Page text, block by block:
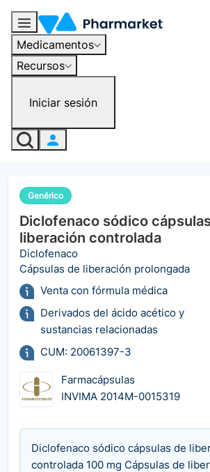
Medicamentos
Recursos
Iniciar sesión
Genérico
Diclofenaco sódico
liberación controlada
Diclofenaco
Cápsulas de liberación prolongada
Venta con fórmula médica
Derivados del ácido acético y
sustancias relacionadas
CUM: 20061397-3
Farmacápsulas
INVIMA 2014M-0015319
Diclofenaco sódico cápsulas de
controlada 100 mg Cápsulas de